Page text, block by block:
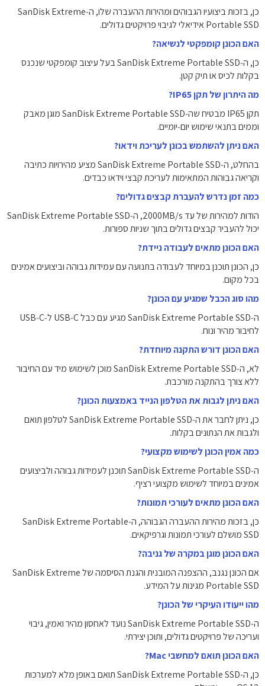
כן, בזכות ביצועיו הגבוהים ומהירות ההעברה שלו, ה‑SanDisk Extreme
Portable SSD אידיאלי לגיבוי פרויקטים גדולים.
האם הכונן קומפקטי לנשיאה?
כן, ה‑SanDisk Extreme Portable SSD בעל עיצוב קומפקטי שנכנס
בקלות לכיס או תיק קטן.
מה היתרון של תקן IP65?
תקן IP65 מבטיח שה‑SanDisk Extreme Portable SSD מוגן מאבק
וממים בתנאי שימוש יום‑יומיים.
האם ניתן להשתמש בכונן לעריכת וידאו?
בהחלט, ה‑SanDisk Extreme Portable SSD מציע מהירויות כתיבה
וקריאה גבוהות המתאימות לעריכת קבצי וידאו כבדים.
כמה זמן נדרש להעברת קבצים גדולים?
הודות למהירות של עד 2000MB/s, ה‑SanDisk Extreme Portable SSD
יכול להעביר קבצים גדולים בתוך שניות ספורות.
האם הכונן מתאים לעבודה ניידת?
כן, הכונן תוכנן במיוחד לעבודה בתנועה עם עמידות גבוהה וביצועים אמינים
בכל מקום.
מהו סוג הכבל שמגיע עם הכונן?
ה‑SanDisk Extreme Portable SSD מגיע עם כבל USB‑C ל‑USB‑C
לחיבור מהיר ונוח.
האם הכונן דורש התקנה מיוחדת?
לא, ה‑SanDisk Extreme Portable SSD מוכן לשימוש מיד עם החיבור
ללא צורך בהתקנה מורכבת.
האם ניתן לגבות את הטלפון הנייד באמצעות הכונן?
כן, ניתן לחבר את ה‑SanDisk Extreme Portable SSD לטלפון תואם
ולגבות את הנתונים בקלות.
כמה אמין הכונן לשימוש מקצועי?
ה‑SanDisk Extreme Portable SSD תוכנן לעמידות גבוהה ולביצועים
אמינים במיוחד לשימוש מקצועי רציף.
האם הכונן מתאים לעורכי תמונות?
כן, בזכות מהירות ההעברה הגבוהה, ה‑SanDisk Extreme Portable
SSD מושלם לעורכי תמונות וגרפיקאים.
האם הכונן מוגן במקרה של גניבה?
אם הכונן נגנב, ההצפנה המובנית והגנת הסיסמה של SanDisk Extreme
Portable SSD מגינות על המידע.
מהו ייעודו העיקרי של הכונן?
ה‑SanDisk Extreme Portable SSD נועד לאחסון מהיר ואמין, גיבוי
ועריכה של פרויקטים גדולים, ותוכן יצירתי.
האם הכונן תואם למחשבי Mac?
כן, ה‑SanDisk Extreme Portable SSD תואם באופן מלא למערכות